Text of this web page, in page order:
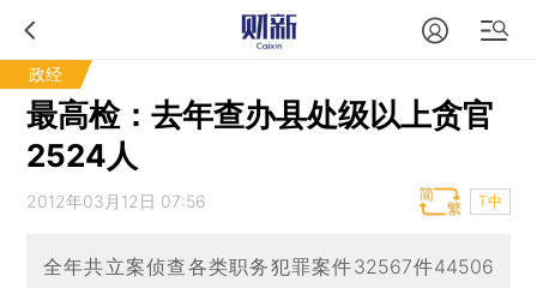
政经
最高检：去年查办县处级以上贪官
2524人
2012年03月12日 07:56 T中
全年共立案侦查各类职务犯罪案件32567件44506